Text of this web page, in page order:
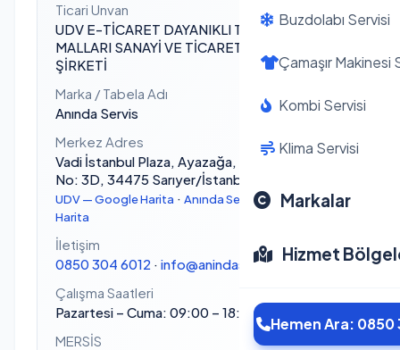
Buzdolabı Servisi
Çamaşır Makinesi
Kombi Servisi
Klima Servisi
Markalar
Hizmet
Hemen Ara: 0850
Ticari Unvan
UDV E-TİCARET DAYANIKLI TÜKETİM
MALLARI SANAYİ VE TİCARET LİMİTED
ŞİRKETİ
Marka / Tabela Adı
Anında Servis
Merkez Adres
Vadi İstanbul Plaza, Ayazağa, Azerbaycan Cd.
No: 3D, 34475 Sarıyer/İstanbul
UDV — Google Harita · Anında Servis — Google
Harita
İletişim
0850 304 6012 · info@anindaservis.org
Çalışma Saatleri
Pazartesi – Cuma: 09:00 – 18:00
MERSİS